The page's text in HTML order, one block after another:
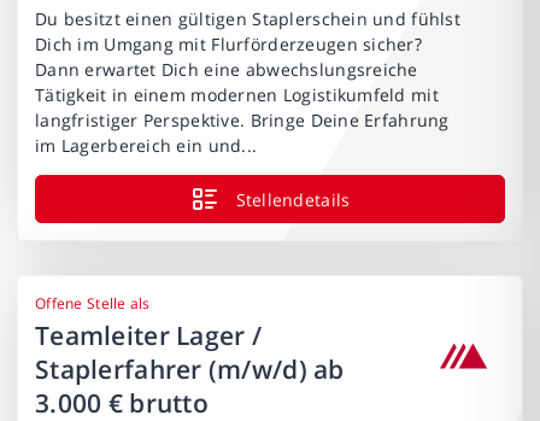
Du besitzt einen gültigen Staplerschein und fühlst
Dich im Umgang mit Flurförderzeugen sicher?
Dann erwartet Dich eine abwechslungsreiche
Tätigkeit in einem modernen Logistikumfeld mit
langfristiger Perspektive. Bringe Deine Erfahrung
im Lagerbereich ein und...
Stellendetails
Offene Stelle als
Teamleiter Lager /
Staplerfahrer (m/w/d) ab
3.000 € brutto